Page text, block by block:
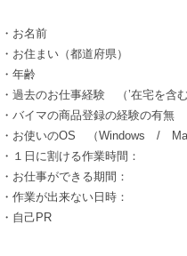
・お名前
・お住まい（都道府県）
・年齢
・過去のお仕事経験 （’在宅を含む
・バイマの商品登録の経験の有無
・お使いのOS （Windows /
・１日に割ける作業時間：
・お仕事ができる期間：
・作業が出来ない日時：
・自己PR